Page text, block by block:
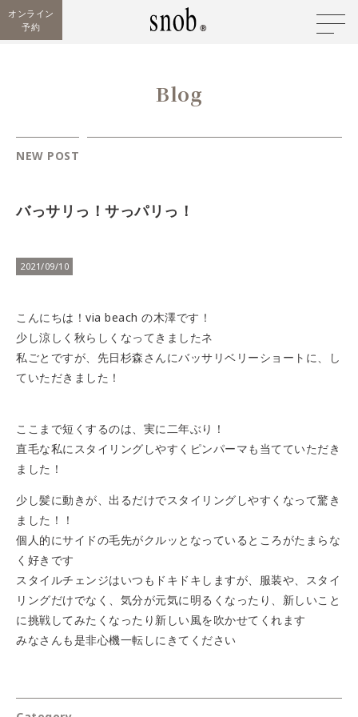
オンライン
予約
Blog
NEW POST
バっサリっ！サっパリっ！
2021/09/10
こんにちは！via beach の木澤です！
少し涼しく秋らしくなってきましたネ
私ごとですが、先日杉森さんにバッサリベリーショートに、し
ていただきました！
ここまで短くするのは、実に二年ぶり！
直毛な私にスタイリングしやすくピンパーマも当てていただき
ました！
少し髪に動きが、出るだけでスタイリングしやすくなって驚き
ました！！
個人的にサイドの毛先がクルッとなっているところがたまらな
く好きです
スタイルチェンジはいつもドキドキしますが、服装や、スタイ
リングだけでなく、気分が元気に明るくなったり、新しいこと
に挑戦してみたくなったり新しい風を吹かせてくれます
みなさんも是非心機一転しにきてください